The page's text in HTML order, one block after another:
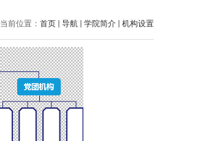
当前位置： 首页 导航 学院简介 机构设置